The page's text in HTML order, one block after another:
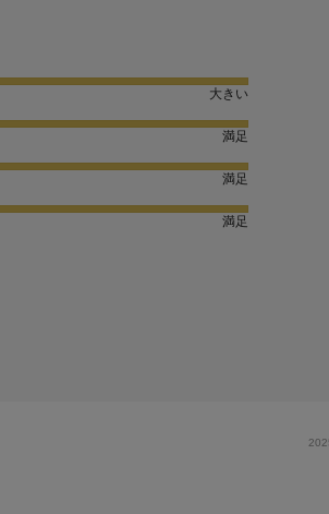
大きい
満足
満足
満足